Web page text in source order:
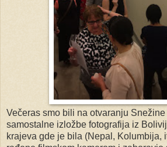
Večeras smo bili na otvaranju
samostalne izložbe fotografija iz
krajeva gde je bila (Nepal, Kolumbija,